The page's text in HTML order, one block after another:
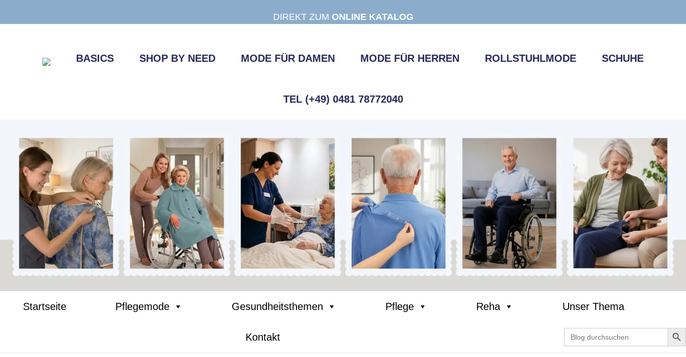
DIREKT ZUM ONLINE KATALOG
BASICS SHOP BY NEED MODE FÜR DAMEN MODE FÜR HERREN ROLLSTUHLMODE SCHUHE
TEL (+49) 0481 78772040
Startseite Pflegemode Gesundheitsthemen Pflege Reha Unser Thema
Kontakt
Search
for:
Search